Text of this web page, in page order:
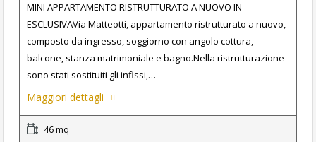
MINI APPARTAMENTO RISTRUTTURATO A NUOVO IN
ESCLUSIVAVia Matteotti, appartamento ristrutturato a nuovo,
composto da ingresso, soggiorno con angolo cottura,
balcone, stanza matrimoniale e bagno.Nella ristrutturazione
sono stati sostituiti gli infissi,…
Maggiori dettagli
46 mq